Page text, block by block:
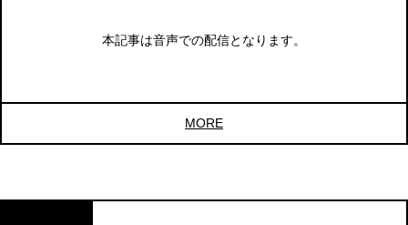
本記事は音声での配信となります。
MORE